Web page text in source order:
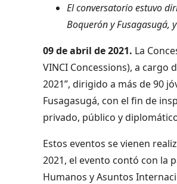
El conversatorio estuvo
Boquerón y Fusagasugá,
09 de abril de 2021. La
VINCI Concessions), a
2021”, dirigido a más de 90
Fusagasugá, con el fin de
privado, público y
Estos eventos se vienen
2021, el evento contó con la
Humanos y Asuntos